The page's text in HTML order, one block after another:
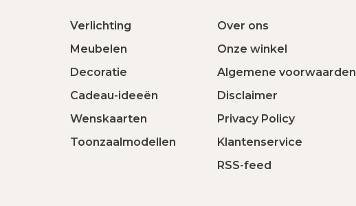
Verlichting
Meubelen
Decoratie
Cadeau-ideeën
Wenskaarten
Toonzaalmodellen
Over ons
Onze winkel
Algemene voorwaarden
Disclaimer
Privacy Policy
Klantenservice
RSS-feed